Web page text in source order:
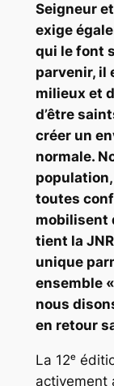
Seigneur
exige
qui le font
parvenir, il
milieux et
d’être
créer un
normale.
toutes
mobilisent
tient la
unique
ensemble
nous
en retour
La 12ᵉ
activement